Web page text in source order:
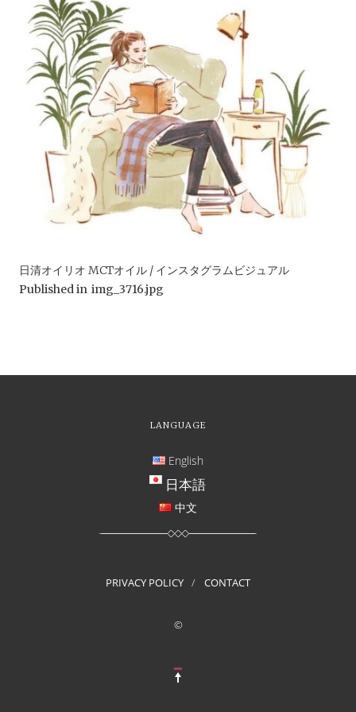
日清オイリオ MCTオイル / インスタグラムビジュアル
Published in img_3716.jpg
LANGUAGE
English
日本語
中文
PRIVACY POLICY CONTACT
©